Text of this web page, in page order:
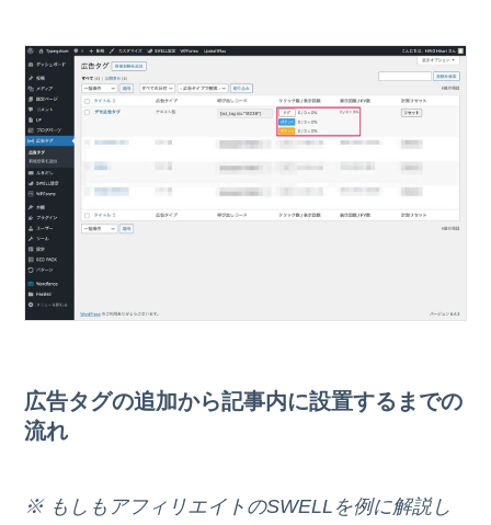
広告タグの追加から記事内に設置するまでの
流れ
※ もしもアフィリエイトのSWELLを例に解説し